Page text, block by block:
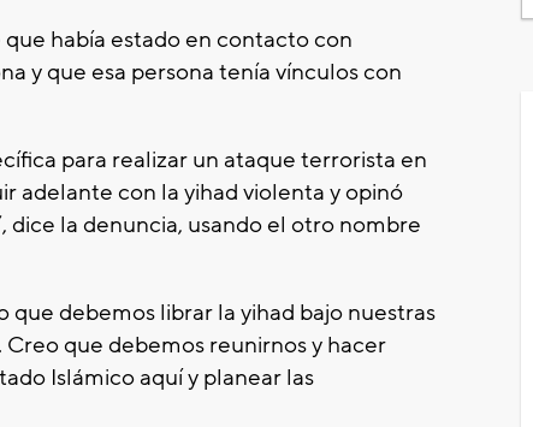
había estado en contacto con
y que esa persona tenía vínculos con
para realizar un ataque terrorista en
adelante con la yihad violenta y opinó
dice la denuncia, usando el otro nombre
que debemos librar la yihad bajo nuestras
que debemos reunirnos y hacer
Islámico aquí y planear las